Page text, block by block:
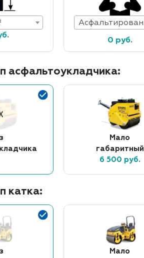
0 руб.
асфальтоукладчика:
Мало
габаритный
6 500 руб.
катка:
Мало